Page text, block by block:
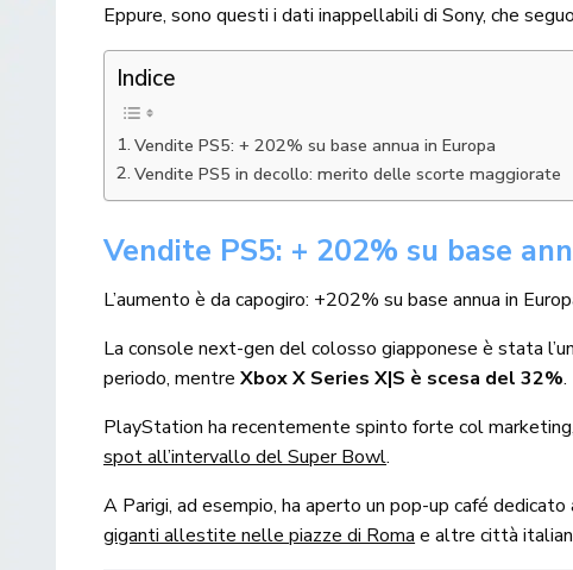
Eppure, sono questi i dati inappellabili di Sony, che
Indice
Vendite PS5: + 202% su base annua in Europa
Vendite PS5 in decollo: merito delle scorte maggiorate
Vendite PS5: + 202% su base
L’aumento è da capogiro: +202% su base annua in
La console next-gen del colosso giapponese è stata
periodo, mentreXbox X Series X|S è scesa del 32%.
PlayStation ha recentemente spinto forte col
spot all’intervallo del Super Bowl.
A Parigi, ad esempio, ha aperto un pop-up café dedicato
giganti allestite nelle piazze di Roma e altre città